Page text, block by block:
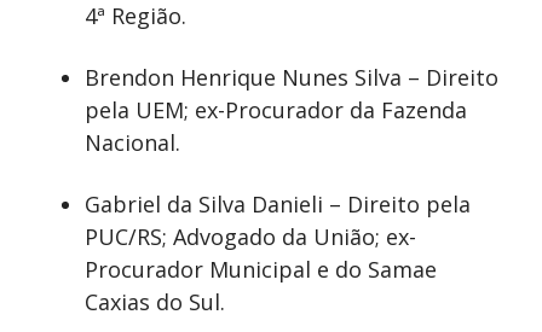
4ª Região.
Brendon Henrique Nunes Silva – Direito
pela UEM; ex-Procurador da Fazenda
Nacional.
Gabriel da Silva Danieli – Direito pela
PUC/RS; Advogado da União; ex-
Procurador Municipal e do Samae
Caxias do Sul.